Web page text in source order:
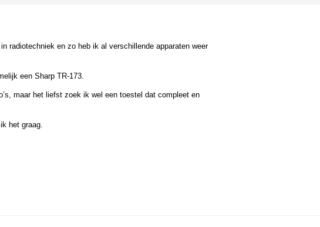
radiotechniek en zo heb ik al verschillende apparaten weer
een Sharp TR-173.
maar het liefst zoek ik wel een toestel dat compleet en
het graag.